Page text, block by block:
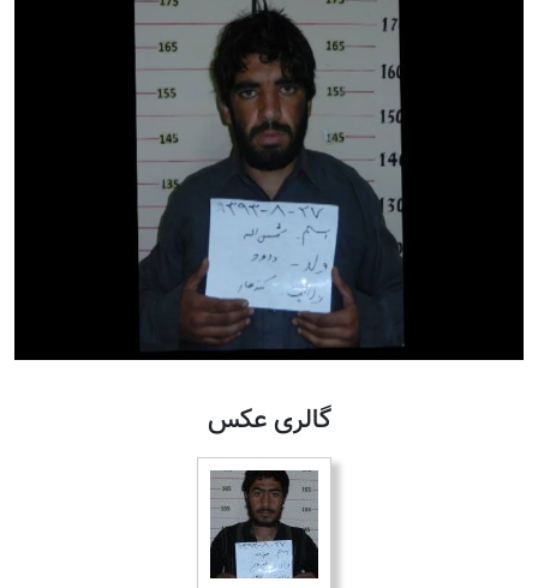
گالری عکس